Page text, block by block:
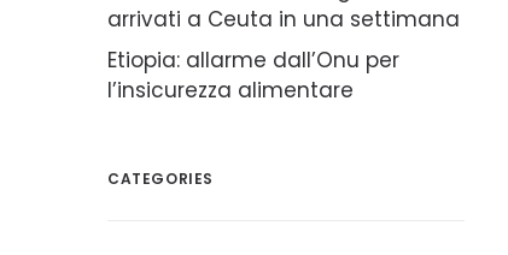
arrivati a Ceuta in una settimana
Etiopia: allarme dall’Onu per
l’insicurezza alimentare
CATEGORIES